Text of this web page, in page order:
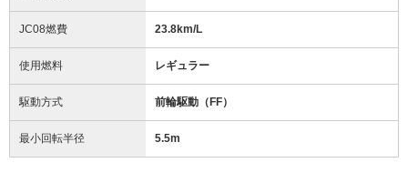
JC08燃費 23.8km/L
使用燃料 レギュラー
駆動方式 前輪駆動（FF）
最小回転半径 5.5m